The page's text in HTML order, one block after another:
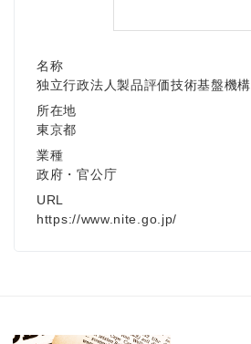
名称
独立行政法人製品評価技術基盤機構
所在地
東京都
業種
政府・官公庁
URL
https://www.nite.go.jp/
English